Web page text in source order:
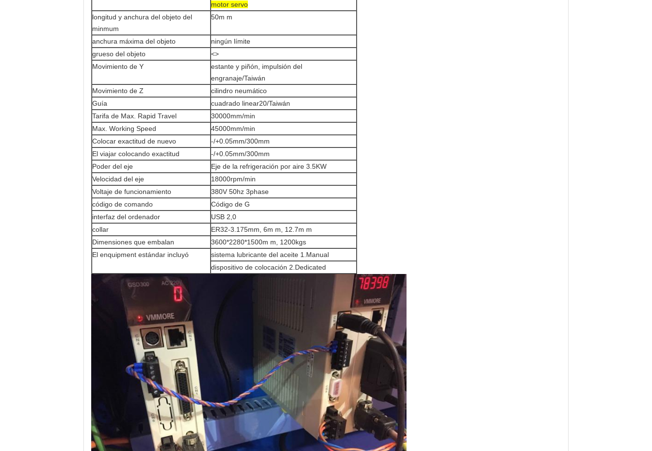
motor servo
longitud y anchura del objeto del
minmum
50m m
anchura máxima del objeto
ningún límite
grueso del objeto
<>
Movimiento de Y
estante y piñón, impulsión del
engranaje/Taiwán
Movimiento de Z
cilindro neumático
Guía
cuadrado linear20/Taiwán
Tarifa de Max. Rapid Travel
30000mm/min
Max. Working Speed
45000mm/min
Colocar exactitud de nuevo
-/+0.05mm/300mm
El viajar colocando exactitud
-/+0.05mm/300mm
Poder del eje
Eje de la refrigeración por aire 3.5KW
Velocidad del eje
18000rpm/min
Voltaje de funcionamiento
380V 50hz 3phase
código de comando
Código de G
interfaz del ordenador
USB 2,0
collar
ER32-3.175mm, 6m m, 12.7m m
Dimensiones que embalan
3600*2280*1500m m, 1200kgs
El enquipment estándar incluyó
sistema lubricante del aceite 1.Manual
dispositivo de colocación 2.Dedicated